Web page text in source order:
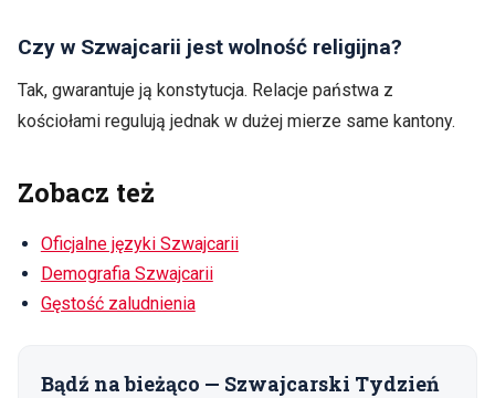
Czy w Szwajcarii jest wolność religijna?
Tak, gwarantuje ją konstytucja. Relacje państwa z
kościołami regulują jednak w dużej mierze same kantony.
Zobacz też
Oficjalne języki Szwajcarii
Demografia Szwajcarii
Gęstość zaludnienia
Bądź na bieżąco — Szwajcarski Tydzień